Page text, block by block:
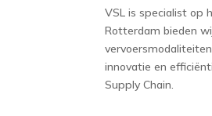
VSL is specialist op
Rotterdam bieden
innovatie en
Supply Chain.